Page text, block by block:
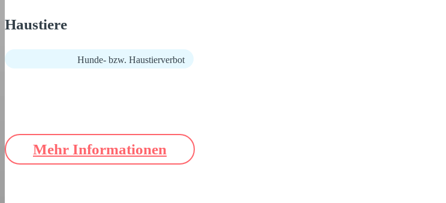
Haustiere
Hunde- bzw. Haustierverbot
Mehr Informationen